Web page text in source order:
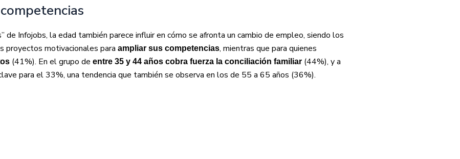
de Infojobs, la edad también parece influir en cómo se afronta un cambio de empleo, siendo los
proyectos motivacionales para ampliar sus competencias, mientras que para quienes
(41%). En el grupo de entre 35 y 44 años cobra fuerza la conciliación familiar (44%), y a
para el 33%, una tendencia que también se observa en los de 55 a 65 años (36%).